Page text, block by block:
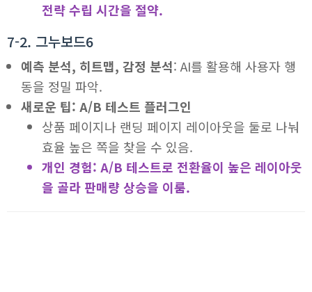
전략 수립 시간을 절약.
7-2. 그누보드6
예측 분석, 히트맵, 감정 분석: AI를 활용해 사용자 행
동을 정밀 파악.
새로운 팁: A/B 테스트 플러그인
상품 페이지나 랜딩 페이지 레이아웃을 둘로 나눠
효율 높은 쪽을 찾을 수 있음.
개인 경험: A/B 테스트로 전환율이 높은 레이아웃
을 골라 판매량 상승을 이룸.